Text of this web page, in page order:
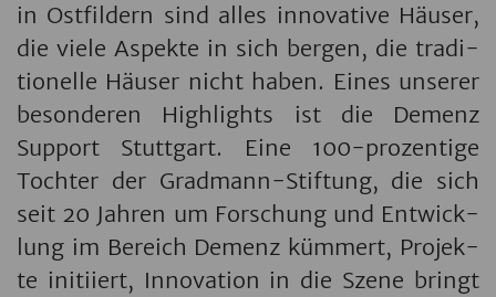
in Ost­fil­dern sind alles in­no­va­ti­ve Häu­ser,
die viele Aspek­te in sich ber­gen, die tra­di­
ti­o­nel­le Häu­ser nicht haben. Eines un­se­rer
be­son­de­ren High­lights ist die De­menz
Sup­port Stutt­gart. Eine 100-pro­zen­ti­ge
Toch­ter der Grad­mann-Stif­tung, die sich
seit 20 Jah­ren um For­schung und Ent­wick­
lung im Be­reich De­menz küm­mert, Pro­jek­
te in­iti­iert, In­no­va­ti­on in die Szene bringt